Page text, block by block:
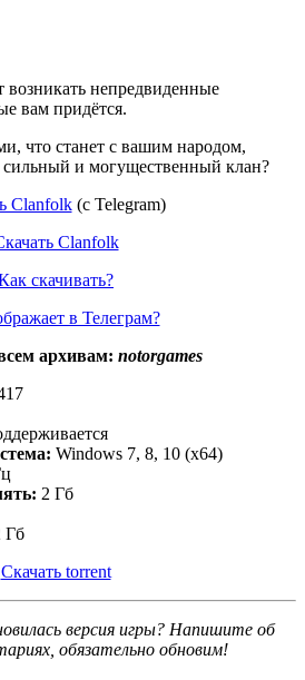
возникать непредвиденные
вам придётся.
что станет с вашим народом,
сильный и могущественный клан?
Clanfolk(c Telegram)
Clanfolk
скачивать?
в Телеграм?
архивам: notorgames
Windows 7, 8, 10 (x64)
2 Гб
Гб
Скачать torrent
версия игры? Напишите об
обязательно обновим!